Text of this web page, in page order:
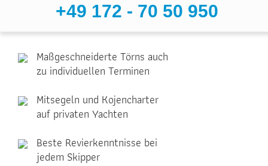
+49 172 - 70 50 950
Maßgeschneiderte Törns auch
zu individuellen Terminen
Mitsegeln und Kojencharter
auf privaten Yachten
Beste Revierkenntnisse bei
jedem Skipper